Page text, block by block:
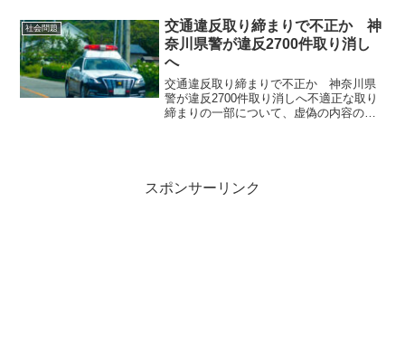
なっていただけですめばいいけれど、既
に国内で出回っていると...
社会問題
交通違反取り締まりで不正か 神
奈川県警が違反2700件取り消し
へ
交通違反取り締まりで不正か 神奈川県
警が違反2700件取り消しへ不適正な取り
締まりの一部について、虚偽の内容の捜
スポンサーリンク